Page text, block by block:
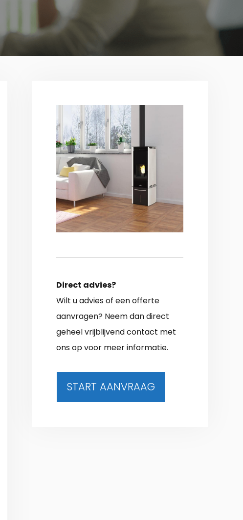
Direct advies?
Wilt u advies of een offerte
aanvragen? Neem dan direct
geheel vrijblijvend contact met
ons op voor meer informatie.
START AANVRAAG